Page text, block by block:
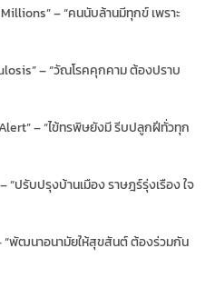
– “คนนับล้านมีทุกข์ เพราะ
– “วัณโรคคุกคาม ต้องปราบ
– “ไข้ทรพิษยังมี รีบปลูกฝีทั่วทุก
“ปรับปรุงบ้านเมือง ราษฎร์รุ่งเรือง ใจ
“พัฒนาอนามัยให้สุขสันต์ ต้องร่วมกัน